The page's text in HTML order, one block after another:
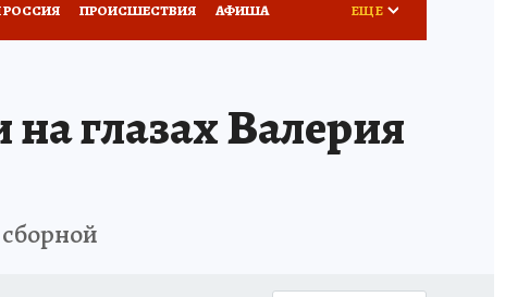
РОССИЯ ПРОИСШЕСТВИЯ АФИША ЕЩЕ
глазах Валерия